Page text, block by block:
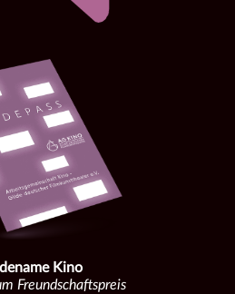
Kino
Freundschaftspreis